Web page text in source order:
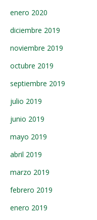
enero 2020
diciembre 2019
noviembre 2019
octubre 2019
septiembre 2019
julio 2019
junio 2019
mayo 2019
abril 2019
marzo 2019
febrero 2019
enero 2019